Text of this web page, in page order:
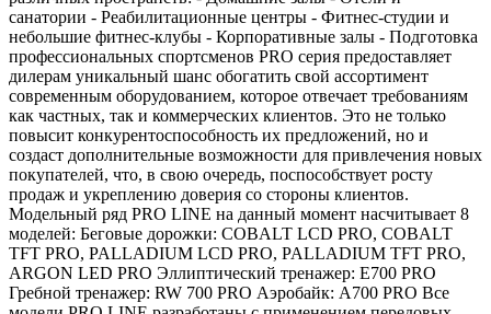
санатории - Реабилитационные центры - Фитнес-студии и
небольшие фитнес-клубы - Корпоративные залы - Подготовка
профессиональных спортсменов PRO серия предоставляет
дилерам уникальный шанс обогатить свой ассортимент
современным оборудованием, которое отвечает требованиям
как частных, так и коммерческих клиентов. Это не только
повысит конкурентоспособность их предложений, но и
создаст дополнительные возможности для привлечения новых
покупателей, что, в свою очередь, поспособствует росту
продаж и укреплению доверия со стороны клиентов.
Модельный ряд PRO LINE на данный момент насчитывает 8
моделей: Беговые дорожки: COBALT LCD PRO, COBALT
TFT PRO, PALLADIUM LCD PRO, PALLADIUM TFT PRO,
ARGON LED PRO Эллиптический тренажер: E700 PRO
Гребной тренажер: RW 700 PRO Аэробайк: A700 PRO Все